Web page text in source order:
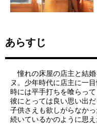
あらすじ
憧れの床屋の店主と結
ヌ。少年時代に店主に一
時には平手打ちを喰らっ
彼にとっては良い思い出
子供さえも欲しがらなか
続いているかのように思え